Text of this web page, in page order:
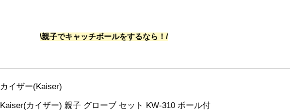
\親子でキャッチボールをするなら！/
カイザー(Kaiser)
Kaiser(カイザー) 親子 グローブ セット KW-310 ボール付